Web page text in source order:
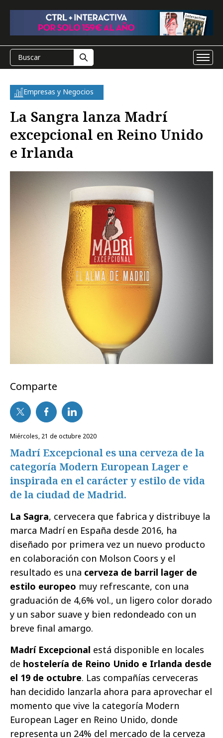
Empresas y Negocios
La Sangra lanza Madrí
excepcional en Reino Unido
e Irlanda
Comparte
miércoles, 21 de octubre 2020
Madrí Excepcional es una cerveza de la
categoría Modern European Lager e
inspirada en el carácter y estilo de vida
de la ciudad de Madrid.
La Sagra, cervecera que fabrica y distribuye la
marca Madrí en España desde 2016, ha
diseñado por primera vez un nuevo producto
en colaboración con Molson Coors y el
resultado es una cerveza de barril lager de
estilo europeo muy refrescante, con una
graduación de 4,6% vol., un ligero color dorado
y un sabor suave y bien redondeado con un
breve final amargo.
Madrí Excepcional está disponible en locales
de hostelería de Reino Unido e Irlanda desde
el 19 de octubre. Las compañías cerveceras
han decidido lanzarla ahora para aprovechar el
momento que vive la categoría Modern
European Lager en Reino Unido, donde
representa un 24% del mercado de la cerveza